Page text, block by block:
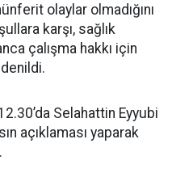
olaylar olmadığını
karşı, sağlık
çalışma hakkı için
Selahattin Eyyubi
açıklaması yaparak